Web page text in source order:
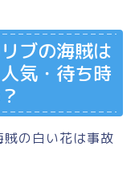
ブの海賊は
気・待ち時